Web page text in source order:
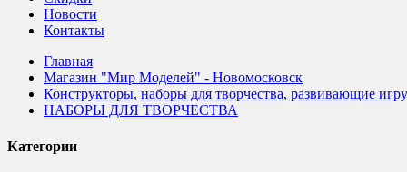
Новости
Контакты
Главная
Магазин "Мир Моделей" - Новомосковск
Конструкторы, наборы для творчества, развивающие
НАБОРЫ ДЛЯ ТВОРЧЕСТВА
Категории